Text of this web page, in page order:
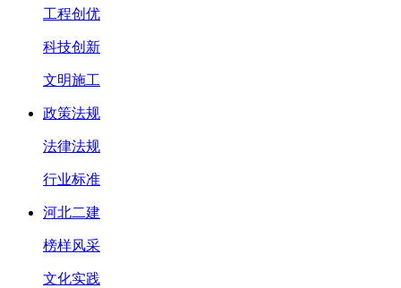
工程创优
科技创新
文明施工
政策法规
法律法规
行业标准
河北二建
榜样风采
文化实践